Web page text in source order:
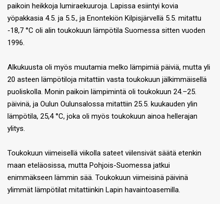
paikoin heikkoja lumiraekuuroja. Lapissa esiintyi kovia
yöpakkasia 4.5. ja 5.5., ja Enontekiön Kilpisjärvellä 5.5. mitattu
-18,7 °C oli alin toukokuun lämpötila Suomessa sitten vuoden
1996.
Alkukuusta oli myös muutamia melko lämpimiä päiviä, mutta yli
20 asteen lämpötiloja mitattiin vasta toukokuun jälkimmäisellä
puoliskolla. Monin paikoin lämpimintä oli toukokuun 24.–25.
päivinä, ja Oulun Oulunsalossa mitattiin 25.5. kuukauden ylin
lämpötila, 25,4 °C, joka oli myös toukokuun ainoa hellerajan
ylitys.
Toukokuun viimeisellä viikolla sateet viilensivät säätä etenkin
maan eteläosissa, mutta Pohjois-Suomessa jatkui
enimmäkseen lämmin sää. Toukokuun viimeisinä päivinä
ylimmät lämpötilat mitattiinkin Lapin havaintoasemilla.